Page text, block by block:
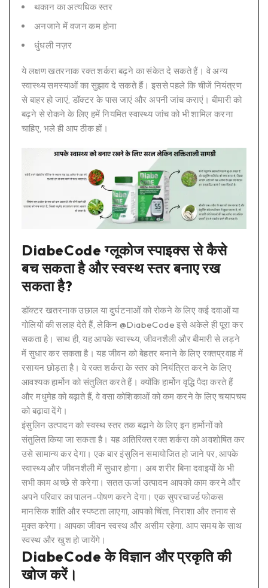
थकान का अत्यधिक स्तर
अनजाने में वजन कम होना
धुंधली नज़र
ये लक्षण खतरनाक रक्त शर्करा बढ़ने का संकेत दे सकते हैं। वे अन्य
स्वास्थ्य समस्याओं का सुझाव दे सकते हैं। इससे पहले कि चीजें नियंत्रण
से बाहर हो जाएं, डॉक्टर के पास जाएं और अपनी जांच कराएं। बीमारी को
बढ़ने से रोकने के लिए हमें नियमित स्वास्थ्य जांच को भी शामिल करना
चाहिए, भले ही आप ठीक हों।
DiabeCode ग्लूकोज स्पाइक्स से कैसे
बच सकता है और स्वस्थ स्तर बनाए रख
सकता है?
डॉक्टर खतरनाक उछाल या दुर्घटनाओं को रोकने के लिए कई दवाओं या
गोलियों की सलाह देते हैं, लेकिन @DiabeCode इसे अकेले ही पूरा कर
सकता है। साथ ही, यह आपके स्वास्थ्य, जीवनशैली और बीमारी से लड़ने
में सुधार कर सकता है। यह जीवन को बेहतर बनाने के लिए रक्तप्रवाह में
रसायन छोड़ता है। वे रक्त शर्करा के स्तर को नियंत्रित करने के लिए
आवश्यक हार्मोन को संतुलित करते हैं। क्योंकि हार्मोन वृद्धि पैदा करते हैं
और मधुमेह को बढ़ाते हैं, वे वसा कोशिकाओं को कम करने के लिए चयापचय
को बढ़ावा देंगे।
इंसुलिन उत्पादन को स्वस्थ स्तर तक बढ़ाने के लिए इन हार्मोनों को
संतुलित किया जा सकता है। यह अतिरिक्त रक्त शर्करा को अवशोषित कर
उसे सामान्य कर देगा। एक बार इंसुलिन समायोजित हो जाने पर, आपके
स्वास्थ्य और जीवनशैली में सुधार होगा। अब शरीर बिना दवाइयों के भी
सभी काम अच्छे से करेगा। सतत ऊर्जा उत्पादन आपको काम करने और
अपने परिवार का पालन-पोषण करने देगा। एक सुपरचार्ज्ड फोकस
मानसिक शांति और स्पष्टता लाएगा, आपको चिंता, निराशा और तनाव से
मुक्त करेगा। आपका जीवन स्वस्थ और असीम रहेगा. आप समय के साथ
स्वस्थ और खुश हो जायेंगे।
DiabeCode के विज्ञान और प्रकृति की
खोज करें।